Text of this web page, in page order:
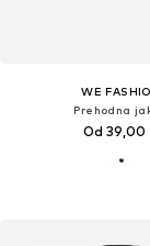
WE
Prehodna
Od 39,00